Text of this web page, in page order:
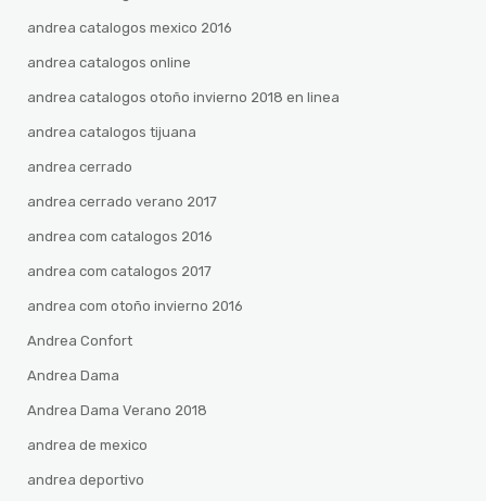
andrea catalogos mexico 2016
andrea catalogos online
andrea catalogos otoño invierno 2018 en linea
andrea catalogos tijuana
andrea cerrado
andrea cerrado verano 2017
andrea com catalogos 2016
andrea com catalogos 2017
andrea com otoño invierno 2016
Andrea Confort
Andrea Dama
Andrea Dama Verano 2018
andrea de mexico
andrea deportivo